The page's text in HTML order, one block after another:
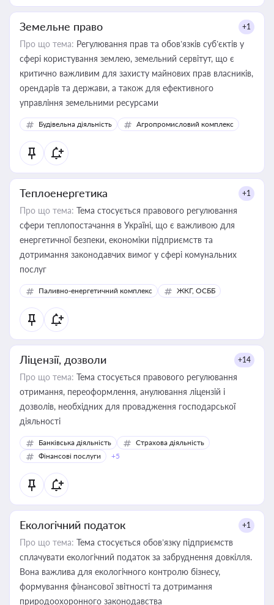
Земельне право +1
Про що тема: Регулювання прав та обов’язків суб’єктів у
сфері користування землею, земельний сервітут, що є
критично важливим для захисту майнових прав власників,
орендарів та держави, а також для ефективного
управління земельними ресурсами
Будівельна діяльність Агропромисловий комплекс
Теплоенергетика +1
Про що тема: Тема стосується правового регулювання
сфери теплопостачання в Україні, що є важливою для
енергетичної безпеки, економіки підприємств та
дотримання законодавчих вимог у сфері комунальних
послуг
Паливно-енергетичний комплекс ЖКГ, ОСББ
Ліцензії, дозволи +14
Про що тема: Тема стосується правового регулювання
отримання, переоформлення, анулювання ліцензій і
дозволів, необхідних для провадження господарської
діяльності
Банківська діяльність
Страхова діяльність
Фінансові послуги
+5
Екологічний податок +1
Про що тема: Тема стосується обов’язку підприємств
сплачувати екологічний податок за забруднення довкілля.
Вона важлива для екологічного контролю бізнесу,
формування фінансової звітності та дотримання
природоохоронного законодавства